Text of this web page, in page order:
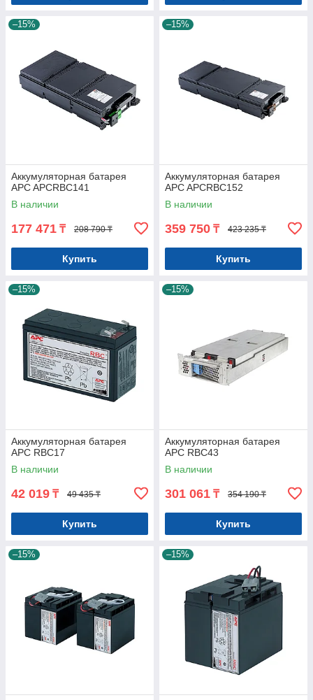
–15%
Аккумуляторная батарея
APC APCRBC141
В наличии
177 471 ₸ 208 790 ₸
Купить
–15%
Аккумуляторная батарея
APC APCRBC152
В наличии
359 750 ₸ 423 235 ₸
Купить
–15%
Аккумуляторная батарея
APC RBC17
В наличии
42 019 ₸ 49 435 ₸
Купить
–15%
Аккумуляторная батарея
APC RBC43
В наличии
301 061 ₸ 354 190 ₸
Купить
–15% –15%